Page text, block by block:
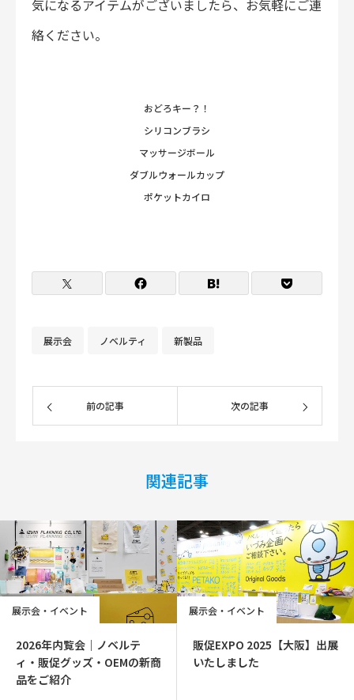
気になるアイテムがございましたら、お気軽にご連
絡ください。
おどろキー？！
シリコンブラシ
マッサージボール
ダブルウォールカップ
ポケットカイロ
展示会 ノベルティ 新製品
前の記事 次の記事
関連記事
展示会・イベント
2026年内覧会｜ノベルテ
ィ・販促グッズ・OEMの新商
品をご紹介
展示会・イベント
販促EXPO 2025【大阪】出展
いたしました